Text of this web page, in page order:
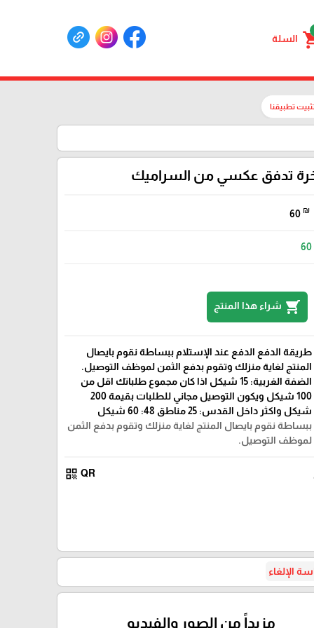
السلة
تطبيقنا
تدفق عكسي من السراميك
60 ₪
60
shopping_cart شراء هذا المنتج
طريقة الدفع الدفع عند الإستلام ببساطة نقوم بايصال
المنتج لغاية منزلك وتقوم بدفع الثمن لموظف التوصيل.
الضفة الغربية: 15 شيكل اذا كان مجموع طلباتك اقل من
100 شيكل ويكون التوصيل مجاني للطلبات بقيمة 200
شيكل واكثر داخل القدس: 25 مناطق 48: 60 شيكل
ببساطة نقوم بايصال المنتج لغاية منزلك وتقوم بدفع الثمن
لموظف التوصيل.
QR
qr_code
الإلغاء
مزيداً من الصور والفيديو